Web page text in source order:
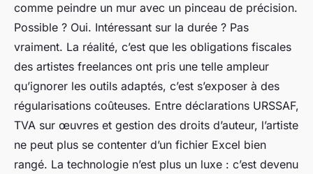
comme peindre un mur avec un pinceau de précision.
Possible ? Oui. Intéressant sur la durée ? Pas
vraiment. La réalité, c’est que les obligations fiscales
des artistes freelances ont pris une telle ampleur
qu’ignorer les outils adaptés, c’est s’exposer à des
régularisations coûteuses. Entre déclarations URSSAF,
TVA sur œuvres et gestion des droits d’auteur, l’artiste
ne peut plus se contenter d’un fichier Excel bien
rangé. La technologie n’est plus un luxe : c’est devenu